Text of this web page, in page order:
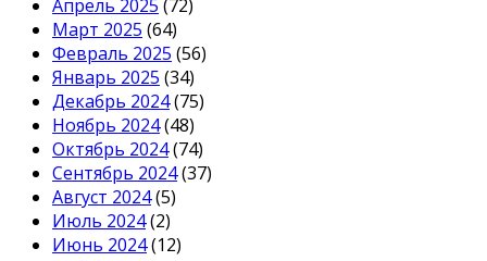
Апрель 2025 (72)
Март 2025 (64)
Февраль 2025 (56)
Январь 2025 (34)
Декабрь 2024(75)
Ноябрь 2024(48)
Октябрь 2024(74)
Сентябрь 2024(37)
Август 2024(5)
Июль 2024(2)
Июнь 2024(12)